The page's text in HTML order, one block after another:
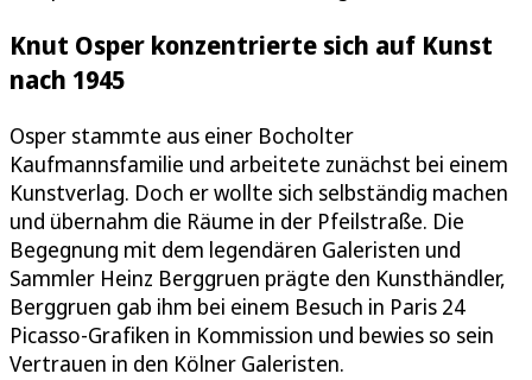
Knut Osper konzentrierte sich auf Kunst
nach 1945
Osper stammte aus einer Bocholter
Kaufmannsfamilie und arbeitete zunächst bei einem
Kunstverlag. Doch er wollte sich selbständig machen
und übernahm die Räume in der Pfeilstraße. Die
Begegnung mit dem legendären Galeristen und
Sammler Heinz Berggruen prägte den Kunsthändler,
Berggruen gab ihm bei einem Besuch in Paris 24
Picasso-Grafiken in Kommission und bewies so sein
Vertrauen in den Kölner Galeristen.